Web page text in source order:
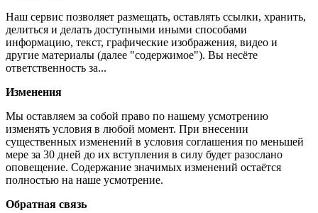
Наш сервис позволяет размещать, оставлять ссылки, хранить,
делиться и делать доступными иными способами
информацию, текст, графические изображения, видео и
другие материалы (далее "содержимое"). Вы несёте
ответственность за...
Изменения
Мы оставляем за собой право по нашему усмотрению
изменять условия в любой момент. При внесении
существенных изменений в условия соглашения по меньшей
мере за 30 дней до их вступления в силу будет разослано
оповещение. Содержание значимых изменений остаётся
полностью на наше усмотрение.
Обратная связь